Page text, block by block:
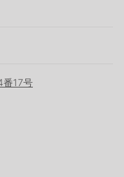
17号